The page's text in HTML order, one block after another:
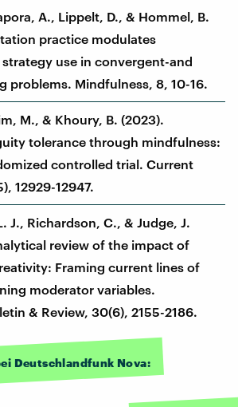
A., Lippelt, D., & Hommel, B.
practice modulates
use in convergent-and
problems. Mindfulness, 8, 10-16.
M., & Khoury, B. (2023).
tolerance through mindfulness:
controlled trial. Current
12929-12947.
J., Richardson, C., & Judge, J.
review of the impact of
Framing current lines of
moderator variables.
& Review, 30(6), 2155-2186.
Deutschlandfunk Nova: